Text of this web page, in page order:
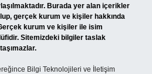
Burada yer alan içerikler
gerçek kurum ve kişiler hakkında
kurum ve kişiler ile isim
Sitemizdeki bilgiler taslak
Bilgi Teknolojileri ve İletişim